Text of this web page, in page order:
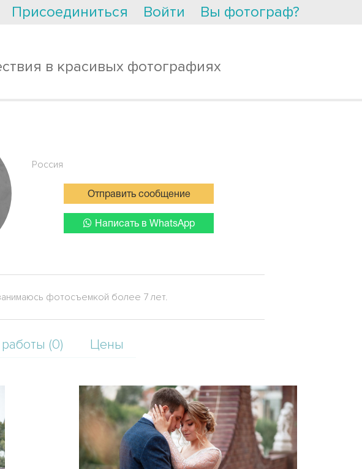
Присоединиться Войти Вы фотограф?
в красивых фотографиях
Россия
Отправить сообщение
Написать в WhatsApp
фотосъемкой более 7 лет.
(0) Цены